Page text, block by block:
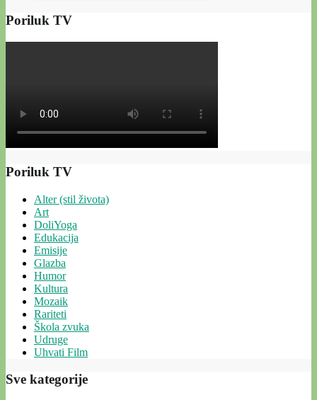
Poriluk TV
Poriluk TV
Alter (stil života)
Art
DoliYoga
Edukacija
Emisije
Glazba
Humor
Kultura
Mozaik
Rariteti
Škola zvuka
Udruge
Uhvati Film
Sve kategorije